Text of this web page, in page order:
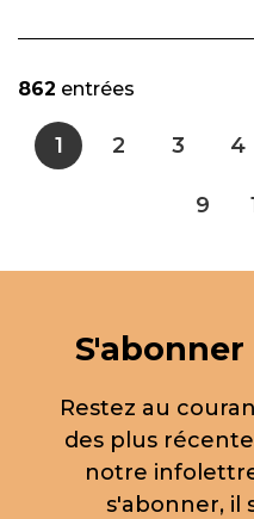
862 entrées
1 2 3 4
9
Restez au
des plus
notre
s'abonner, il